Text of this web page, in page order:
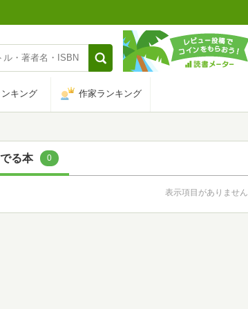
キング 作家ランキング
る本 0
表示項目がありません